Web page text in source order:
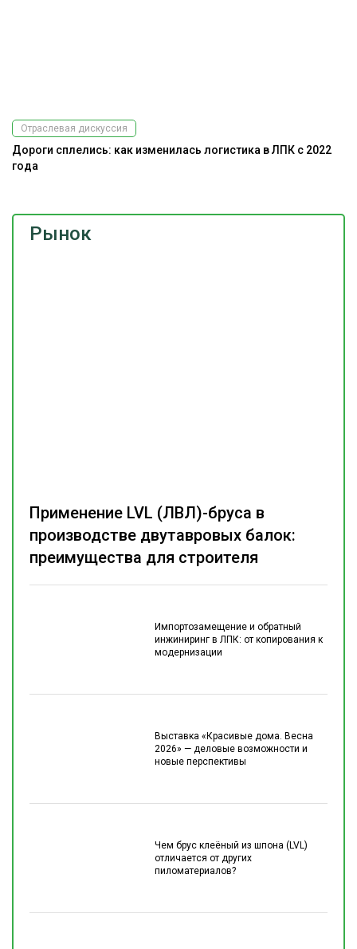
Рынок
Импортозамещение и обратный
инжиниринг в ЛПК: от копирования к
модернизации
Выставка «Красивые дома. Весна
2026» — деловые возможности и
новые перспективы
Чем брус клеёный из шпона (LVL)
отличается от других
пиломатериалов?
Применение LVL (ЛВЛ)-бруса в
производстве двутавровых балок:
преимущества для строителя
Отраслевая дискуссия
Дороги сплелись: как изменилась логистика в ЛПК с 2022
года